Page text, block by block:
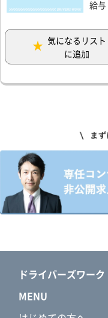
給
気になるリスト
に追加
ドライバーズワーク
MENU